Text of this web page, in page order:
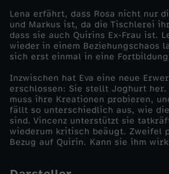
o
n
L
i
e
b
Lena erfährt, dass Rosa nicht nur
und Markus ist, da die Tischlerei
dass sie auch Quirins Ex-Frau ist.
wieder in einem Beziehungschaos
sich erst einmal in eine
Inzwischen hat Eva eine neue
erschlossen: Sie stellt Joghurt her.
muss ihre Kreationen probieren,
fällt so unterschiedlich aus, wie
sind. Vincenz unterstützt sie
wiederum kritisch beäugt. Zweifel
Bezug auf Quirin. Kann sie ihm